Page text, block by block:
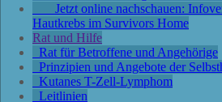
Jetzt online nachschauen:
Hautkrebs im Survivors Home
Rat und Hilfe
Rat für Betroffene und Angehörige
Prinzipien und Angebote der
Kutanes T-Zell-Lymphom
Leitlinien